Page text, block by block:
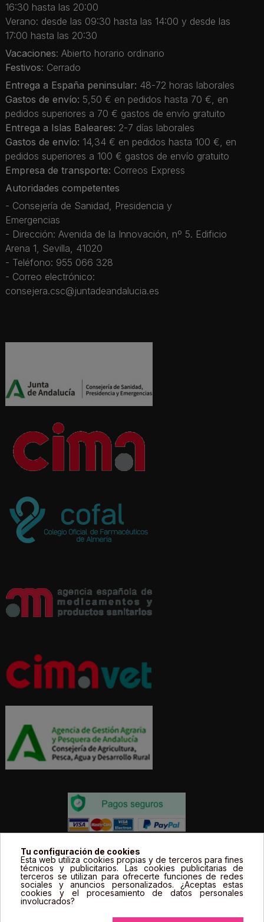
16:30 hasta las 20:00
Verano: desde las 09:30 hasta las 14:00 y desde las
17:00 hasta las 20:30
Vacaciones: Abierto horario ordinario
Festivos: Cerrado
Entrega a España peninsular: 48-72 horas laborales
Gastos de envío: 5,50 € en pedidos hasta 70 €, en
pedidos superiores a 70 € gastos de envío gratuito
Entrega a Islas Baleares: 2-7 días laborales
Gastos de envío: 14,34 € en pedidos hasta 100 €, en
pedidos superiores a 100 € gastos de envío gratuito
Empresa de transporte: Correos Express
Autoridades competentes
- Consejería de Sanidad, Presidencia y
Emergencias
- Dirección: Avenida de la Innovación, nº 5. Edificio
Arena 1, Sevilla, 41020
- Teléfono: 955 066 328
- Correo electrónico:
consejera.csc@juntadeandalucia.es
Todos los precios estás expresados en Euros e
incluyen el IVA. | Todas las marcas, logotipos y fotos de
productos son propiedad legal de sus propietarios y
sólo se muestran a título informativo.
Tu configuración de cookies
Esta web utiliza cookies propias y de terceros para fines
técnicos y publicitarios. Las cookies publicitarias de
terceros se utilizan para ofrecerte funciones de redes
sociales y anuncios personalizados. ¿Aceptas estas
cookies y el procesamiento de datos personales
involucrados?